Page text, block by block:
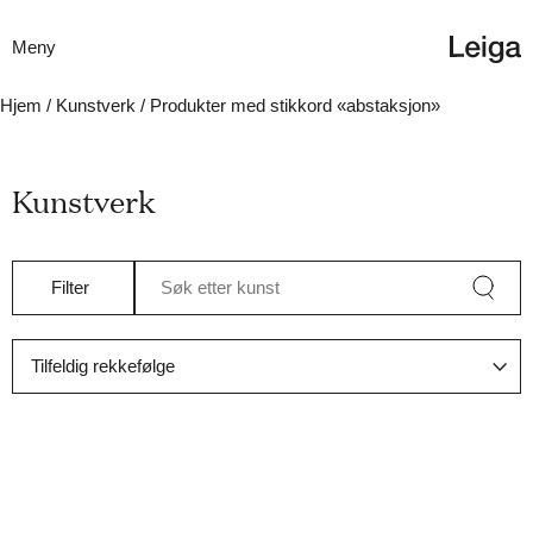
Meny
Hjem / Kunstverk / Produkter med stikkord «abstaksjon»
Kunstverk
Filter Søk etter kunst